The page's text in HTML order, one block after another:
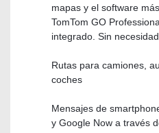
mapas y el software
TomTom GO
integrado. Sin
Rutas para camiones,
coches
Mensajes de
y Google Now a través